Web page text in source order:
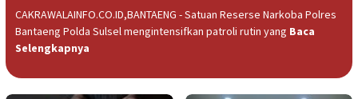
CAKRAWALAINFO.CO.ID,BANTAENG - Satuan Reserse Narkoba Polres
Bantaeng Polda Sulsel mengintensifkan patroli rutin yang Baca
Selengkapnya